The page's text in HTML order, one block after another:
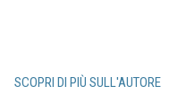
SCOPRI DI PIÙ SULL'AUTORE